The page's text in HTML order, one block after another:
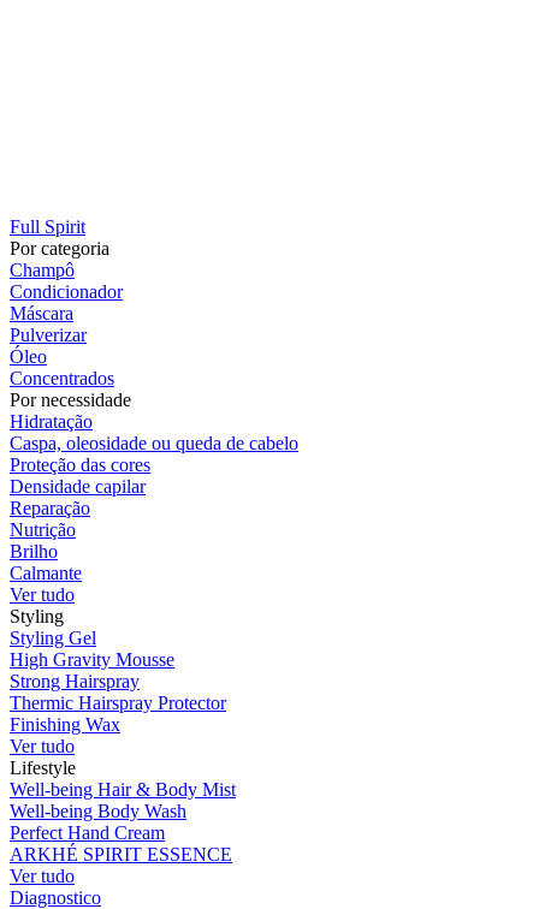
Full Spirit
Por categoria
Champô
Condicionador
Máscara
Pulverizar
Óleo
Concentrados
Por necessidade
Hidratação
Caspa, oleosidade ou queda de cabelo
Proteção das cores
Densidade capilar
Reparação
Nutrição
Brilho
Calmante
Ver tudo
Styling
Styling Gel
High Gravity Mousse
Strong Hairspray
Thermic Hairspray Protector
Finishing Wax
Ver tudo
Lifestyle
Well-being Hair & Body Mist
Well-being Body Wash
Perfect Hand Cream
ARKHÉ SPIRIT ESSENCE
Ver tudo
Diagnostico